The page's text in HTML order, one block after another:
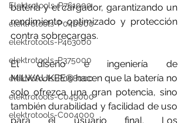
Elektrotools-P761000
elektrotools-P040000
elektrotools-P463000
elektrotools-P375000
elektrotools-P098000
elektrotools-C049000
elektrotools-C004000
batería y el cargador, garantizando un
rendimiento optimizado y protección
contra sobrecargas.
El diseño e ingeniería de
MILWAUKEE® hacen que la batería no
solo ofrezca una gran potencia, sino
también durabilidad y facilidad de uso
para el usuario final. Los